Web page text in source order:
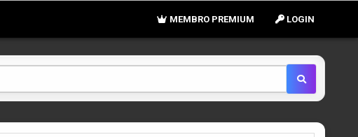
LOGIN
MEMBRO PREMIUM